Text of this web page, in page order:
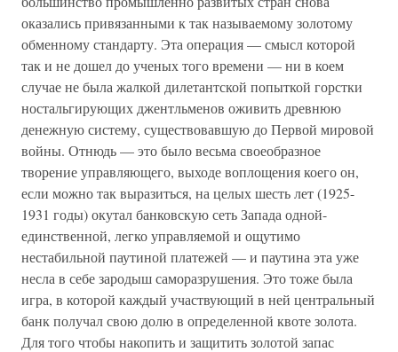
оказались привязанными к так называемому золотому
обменному стандарту. Эта операция — смысл которой
так и не дошел до ученых того времени — ни в коем
случае не была жалкой дилетантской попыткой горстки
ностальгирующих джентльменов оживить древнюю
денежную систему, существовавшую до Первой мировой
войны. Отнюдь — это было весьма своеобразное
творение управляющего, выходе воплощения коего он,
если можно так выразиться, на целых шесть лет (1925-
1931 годы) окутал банковскую сеть Запада одной-
единственной, легко управляемой и ощутимо
нестабильной паутиной платежей — и паутина эта уже
несла в себе зародыш саморазрушения. Это тоже была
игра, в которой каждый участвующий в ней центральный
банк получал свою долю в определенной квоте золота.
Для того чтобы накопить и защитить золотой запас